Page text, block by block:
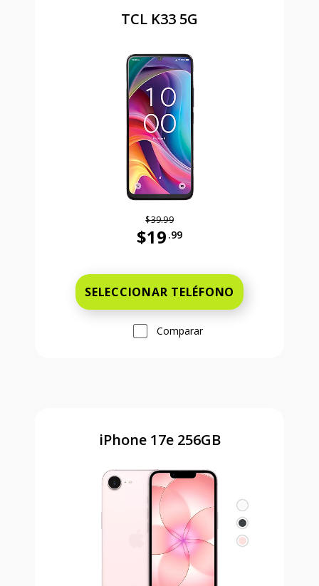
TCL K33 5G
$39.99
$19 .99
SELECCIONAR TELÉFONO
Comparar
iPhone 17e 256GB